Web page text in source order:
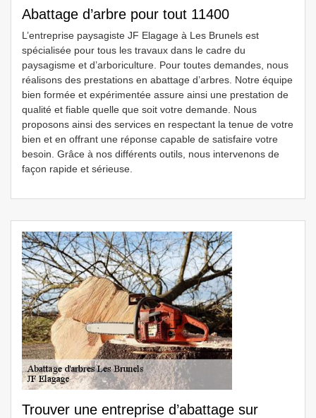
Abattage d’arbre pour tout 11400
L’entreprise paysagiste JF Elagage à Les Brunels est
spécialisée pour tous les travaux dans le cadre du
paysagisme et d’arboriculture. Pour toutes demandes, nous
réalisons des prestations en abattage d’arbres. Notre équipe
bien formée et expérimentée assure ainsi une prestation de
qualité et fiable quelle que soit votre demande. Nous
proposons ainsi des services en respectant la tenue de votre
bien et en offrant une réponse capable de satisfaire votre
besoin. Grâce à nos différents outils, nous intervenons de
façon rapide et sérieuse.
Trouver une entreprise d’abattage sur